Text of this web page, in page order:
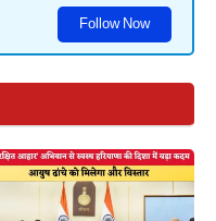
Follow Now